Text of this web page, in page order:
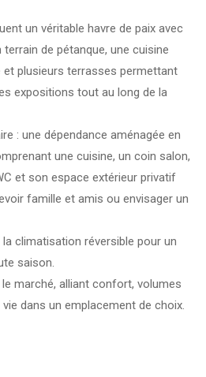
un véritable havre de paix avec
terrain de pétanque, une cuisine
plusieurs terrasses permettant
expositions tout au long de la
: une dépendance aménagée en
une cuisine, un coin salon,
et son espace extérieur privatif
famille et amis ou envisager un
climatisation réversible pour un
saison.
marché, alliant confort, volumes
dans un emplacement de choix.